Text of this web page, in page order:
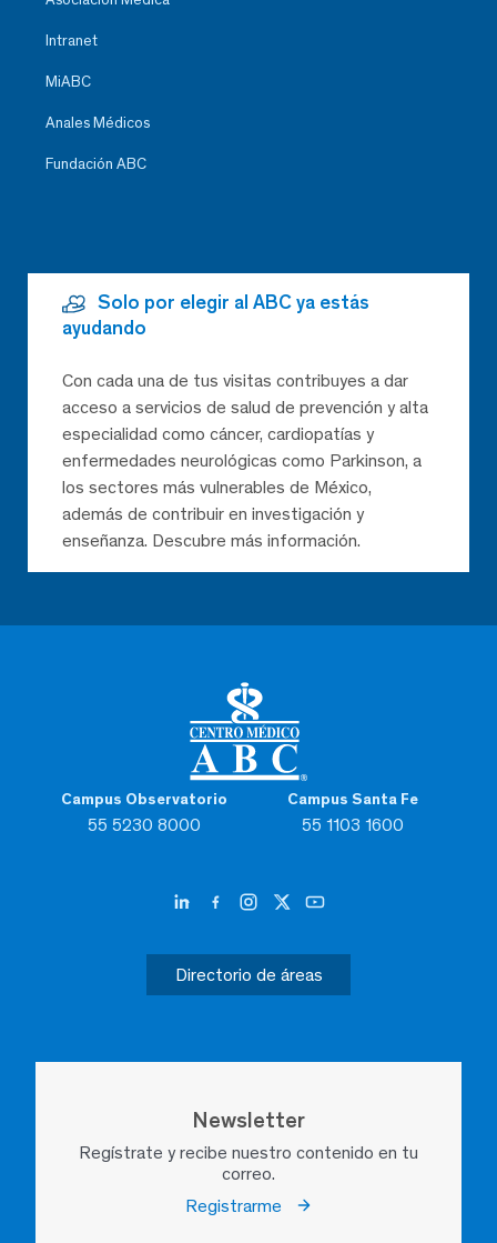
Campus Observatorio
55 5230 8000
Campus Santa Fe
55 1103 1600
Directorio de áreas
Newsletter
Regístrate y recibe nuestro contenido en tu
correo.
Registrarme
Intranet
MiABC
Anales Médicos
Fundación ABC
Solo por elegir al ABC ya estás
ayudando
Con cada una de tus visitas contribuyes a dar
acceso a servicios de salud de prevención y alta
especialidad como cáncer, cardiopatías y
enfermedades neurológicas como Parkinson, a
los sectores más vulnerables de México,
además de contribuir en investigación y
enseñanza. Descubre más información.